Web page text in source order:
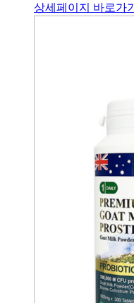
상세페이지 바로가기